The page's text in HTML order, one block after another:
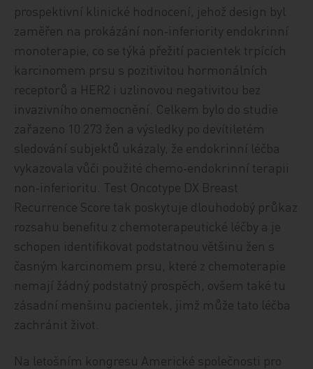
prospektivní klinické hodnocení, jehož design byl
zaměřen na prokázání non‑inferiority endokrinní
monoterapie, co se týká přežití pacientek trpících
karcinomem prsu s pozitivitou hormonálních
receptorů a HER2 i uzlinovou negativitou bez
invazivního onemocnění. Celkem bylo do studie
zařazeno 10 273 žen a výsledky po devítiletém
sledování subjektů ukázaly, že endokrinní léčba
vykazovala vůči použité chemo‑endokrinní terapii
non‑inferioritu. Test Oncotype DX Breast
Recurrence Score tak poskytuje dlouhodobý průkaz
rozsahu benefitu z chemoterapeutické léčby a je
schopen identifikovat podstatnou většinu žen s
časným karcinomem prsu, které z chemoterapie
nemají žádný podstatný prospěch, ovšem také tu
zásadní menšinu pacientek, jimž může tato léčba
zachránit život.
Na letošním kongresu Americké společnosti pro